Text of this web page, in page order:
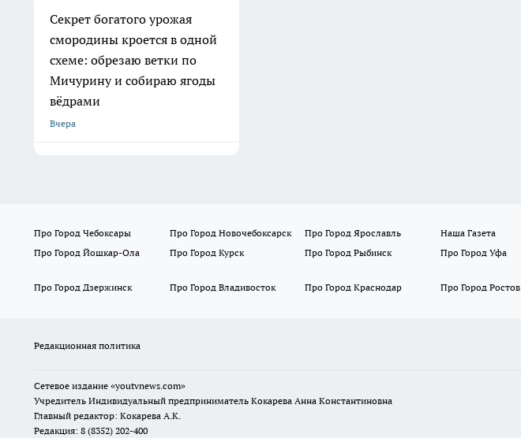
Секрет богатого урожая
смородины кроется в одной
схеме: обрезаю ветки по
Мичурину и собираю ягоды
вёдрами
Вчера
Про Город Чебоксары Про Город Новочебоксарск Про Город Ярославль Наша Газета
Про Город Йошкар-Ола
Про Город Курск Про Город Рыбинск Про Город Уфа
Про Город Дзержинск
Про Город Владивосток Про Город Краснодар Про Город Ростов
Редакционная политика
Сетевое издание «youtvnews.com»
Учредитель Индивидуальный предприниматель Кокарева Анна Константиновна
Главный редактор: Кокарева А.К.
Редакция: 8 (8352) 202-400